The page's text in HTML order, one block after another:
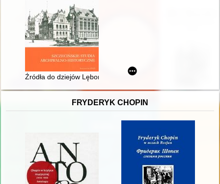
Źródła do dziejów Lęborka w zasobie Archiwum
FRYDERYK CHOPIN